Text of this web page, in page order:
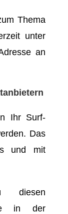
Thema
unter
an
Ihr Surf-
Das
und mit
diesen
in der